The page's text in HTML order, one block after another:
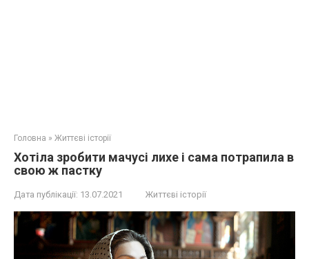
Головна » Життєві історії
Хотіла зробити мачусі лихе і сама потрапила в
свою ж пастку
Дата публікації: 13.07.2021 Життєві історії